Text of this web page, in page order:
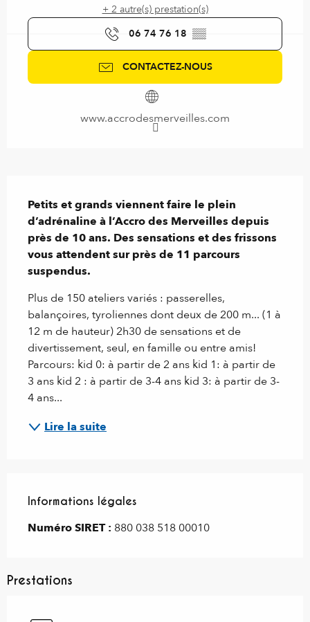
+ 2 autre(s) prestation(s)
06 74 76 18 ▒▒
CONTACTEZ-NOUS
www.accrodesmerveilles.com
Petits et grands viennent faire le plein
d’adrénaline à l’Accro des Merveilles depuis
près de 10 ans. Des sensations et des frissons
vous attendent sur près de 11 parcours
suspendus.
Plus de 150 ateliers variés : passerelles,
balançoires, tyroliennes dont deux de 200 m... (1 à
12 m de hauteur) 2h30 de sensations et de
divertissement, seul, en famille ou entre amis!
Parcours: kid 0: à partir de 2 ans kid 1: à partir de
3 ans kid 2 : à partir de 3-4 ans kid 3: à partir de 3-
4 ans...
Lire la suite
Informations légales
Informations légales
Numéro SIRET : 880 038 518 00010
Prestations